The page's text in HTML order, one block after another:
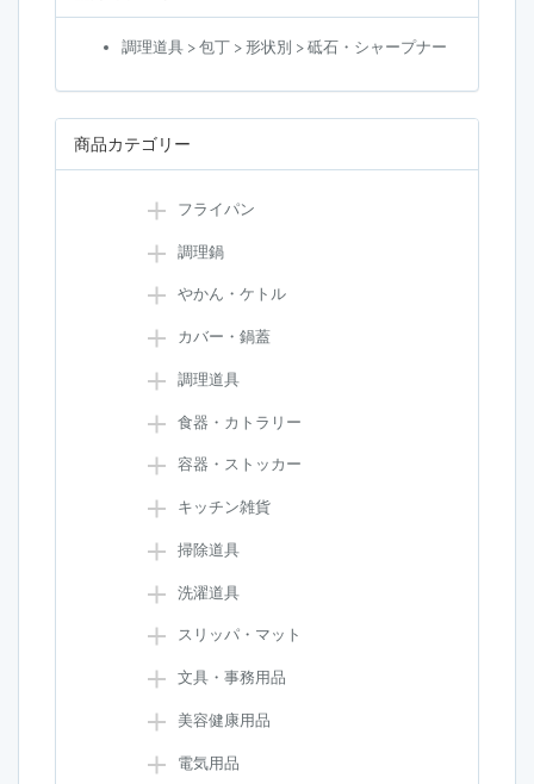
調理道具 > 包丁 > 形状別 > 砥石・シャープナー
商品カテゴリー
フライパン
調理鍋
やかん・ケトル
カバー・鍋蓋
調理道具
食器・カトラリー
容器・ストッカー
キッチン雑貨
掃除道具
洗濯道具
スリッパ・マット
文具・事務用品
美容健康用品
電気用品